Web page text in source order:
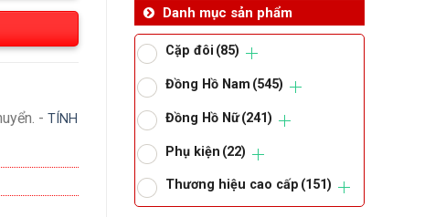
Danh mục sản phẩm
Cặp đôi (85)
Đồng Hồ Nam (545)
Đồng Hồ Nữ (241)
Phụ kiện (22)
Thương hiệu cao cấp (151)
-TÍNH